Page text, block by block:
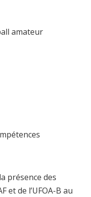
amateur
présence des
et de l’UFOA-B au